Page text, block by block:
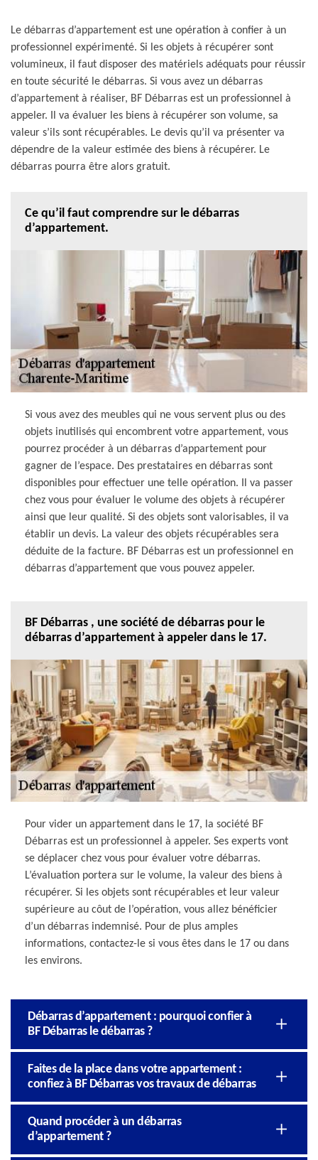
Le débarras d’appartement est une opération à confier à un
professionnel expérimenté. Si les objets à récupérer sont
volumineux, il faut disposer des matériels adéquats pour réussir
en toute sécurité le débarras. Si vous avez un débarras
d’appartement à réaliser, BF Débarras est un professionnel à
appeler. Il va évaluer les biens à récupérer son volume, sa
valeur s’ils sont récupérables. Le devis qu’il va présenter va
dépendre de la valeur estimée des biens à récupérer. Le
débarras pourra être alors gratuit.
Ce qu’il faut comprendre sur le débarras
d’appartement.
Si vous avez des meubles qui ne vous servent plus ou des
objets inutilisés qui encombrent votre appartement, vous
pourrez procéder à un débarras d’appartement pour
gagner de l’espace. Des prestataires en débarras sont
disponibles pour effectuer une telle opération. Il va passer
chez vous pour évaluer le volume des objets à récupérer
ainsi que leur qualité. Si des objets sont valorisables, il va
établir un devis. La valeur des objets récupérables sera
déduite de la facture. BF Débarras est un professionnel en
débarras d’appartement que vous pouvez appeler.
BF Débarras , une société de débarras pour le
débarras d’appartement à appeler dans le 17.
Pour vider un appartement dans le 17, la société BF
Débarras est un professionnel à appeler. Ses experts vont
se déplacer chez vous pour évaluer votre débarras.
L’évaluation portera sur le volume, la valeur des biens à
récupérer. Si les objets sont récupérables et leur valeur
supérieure au côut de l’opération, vous allez bénéficier
d’un débarras indemnisé. Pour de plus amples
informations, contactez-le si vous êtes dans le 17 ou dans
les environs.
Débarras d’appartement : pourquoi confier à
BF Débarras le débarras ?
Faites de la place dans votre appartement :
confiez à BF Débarras vos travaux de débarras
Quand procéder à un débarras
d’appartement ?